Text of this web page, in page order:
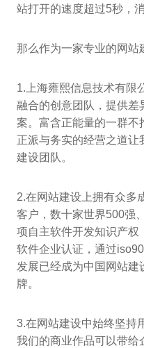
站打开的速度超过5秒，
那么作为一家专业的网
1.上海雍熙信息技术有限
融合的创意团队，提供差
案。富含正能量的一群不
正派与务实的经营之道
建设团队。
2.在网站建设上拥有众多
客户，数十家世界500强
项自主软件开发知识产权
软件企业认证，通过
发展已经成为中国网站建
牌。
3.在网站建设中始终坚持
我们的商业作品可以带给